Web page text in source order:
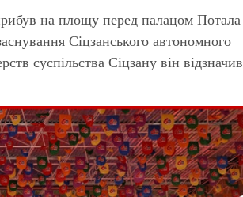
на площу перед палацом Потала
Сіцзанського автономного
суспільства Сіцзану він відзначив